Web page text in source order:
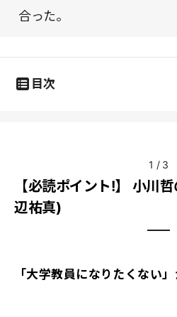
合った。
目次
1 / 3
【必読ポイント!】 小川
辺祐真)
「大学教員になりたくない